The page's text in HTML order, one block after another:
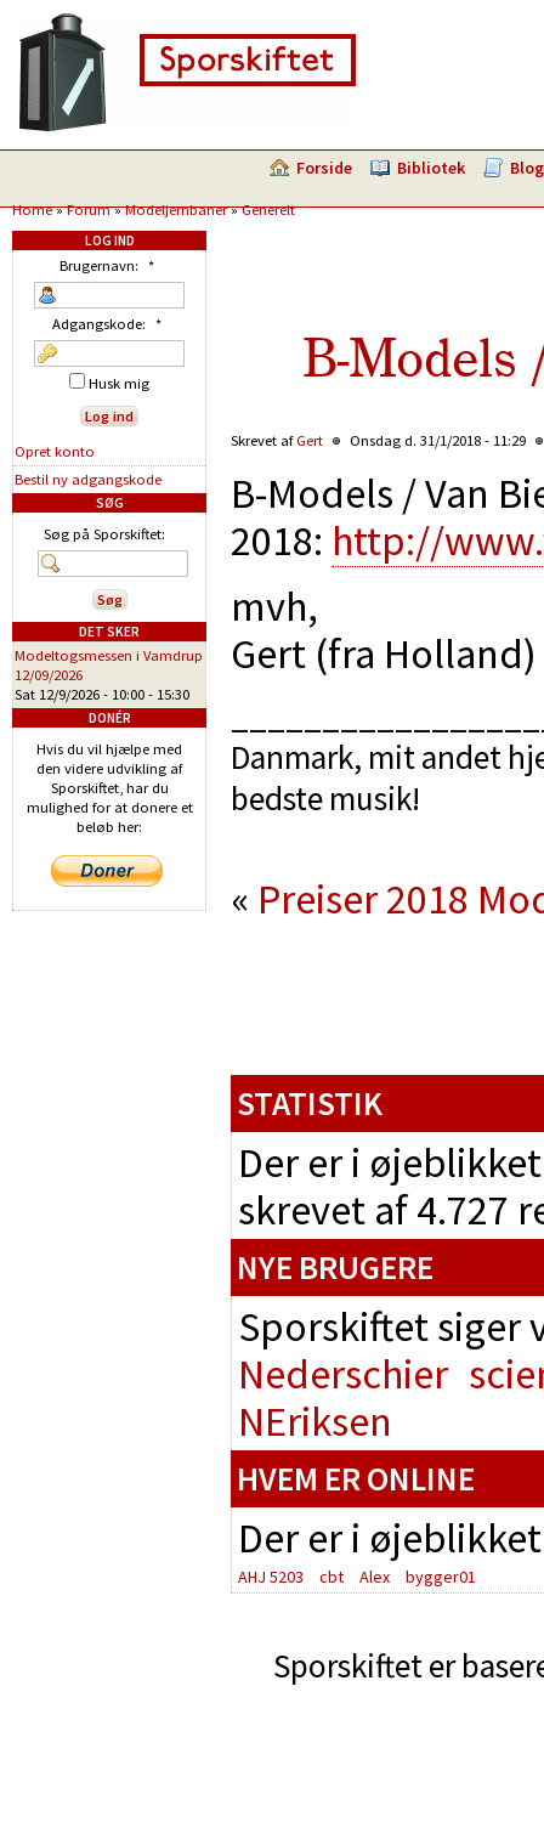
Forside Bibliotek Blog
Home»Forum»Modeljernbaner»Generelt
B-Models
Skrevet af Gert Onsdag d. 31/1/2018 - 11:29
B-Models / Van
2018: http://
mvh,
Gert (fra Holland)
Danmark, mit andet
bedste musik!
« Preiser 2018
STATISTIK
Der er i
skrevet af 4.727
NYE BRUGERE
Sporskiftet
Nederschier
NEriksen
HVEM ER ONLINE
Der er i
AHJ 5203 cbt Alex bygger01
Sporskiftet er
LOG IND
Brugernavn: *
Adgangskode: *
Husk mig
Opret konto
Bestil ny adgangskode
SØG
Søg på Sporskiftet:
DET SKER
Modeltogsmessen i Vamdrup
12/09/2026
Sat 12/9/2026 - 10:00 - 15:30
DONÉR
Hvis du vil hjælpe med
den videre udvikling af
Sporskiftet, har du
mulighed for at donere et
beløb her: